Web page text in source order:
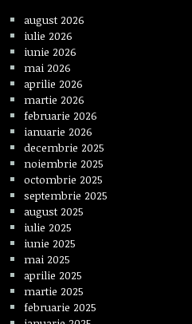
august 2026
iulie 2026
iunie 2026
mai 2026
aprilie 2026
martie 2026
februarie 2026
ianuarie 2026
decembrie 2025
noiembrie 2025
octombrie 2025
septembrie 2025
august 2025
iulie 2025
iunie 2025
mai 2025
aprilie 2025
martie 2025
februarie 2025